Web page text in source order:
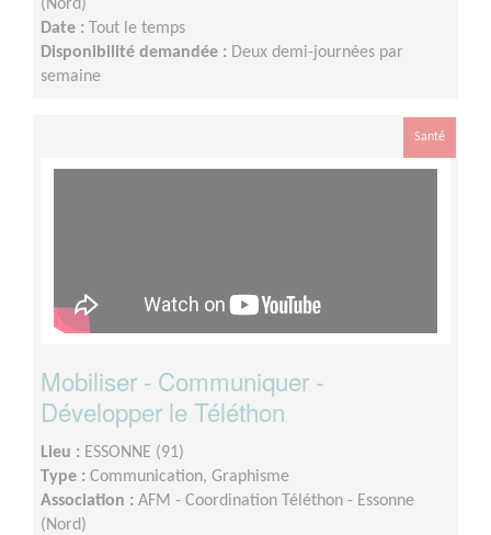
(Nord)
Date :
Tout le temps
Disponibilité demandée : Deux demi-journées par
semaine
Santé
Mobiliser - Communiquer -
Développer le Téléthon
Lieu : ESSONNE (91)
Type : Communication, Graphisme
Association : AFM - Coordination Téléthon - Essonne
(Nord)